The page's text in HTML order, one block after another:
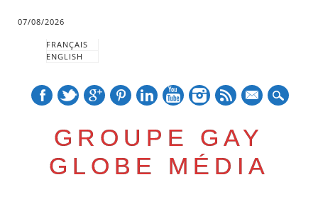
07/08/2026
FRANÇAIS
ENGLISH
GROUPE GAY
GLOBE MÉDIA